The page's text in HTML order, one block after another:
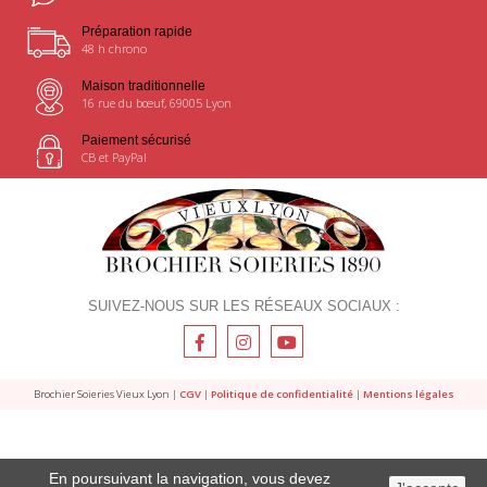
Préparation rapide
48 h chrono
Maison traditionnelle
16 rue du bœuf, 69005 Lyon
Paiement sécurisé
CB et PayPal
SUIVEZ-NOUS SUR LES RÉSEAUX SOCIAUX :
En poursuivant la navigation, vous devez
Brochier Soieries Vieux Lyon | CGV| Politique de confidentialité| Mentions légales